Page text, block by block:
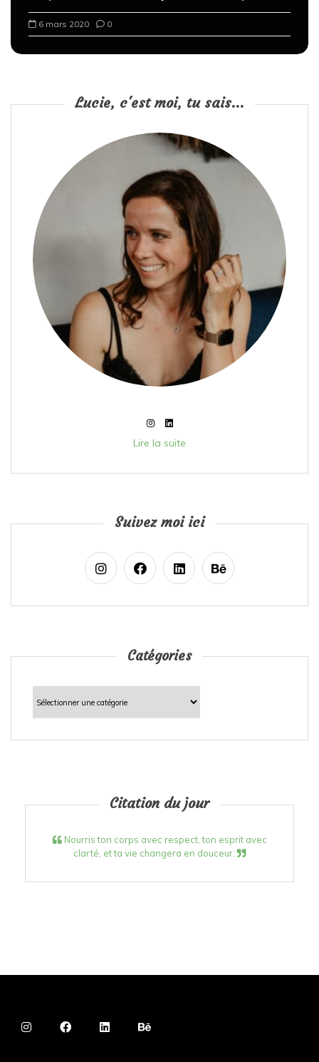
6 mars 2020 0
Lucie, c'est moi, tu sais...
Lire la suite
Suivez moi ici
Catégories
Catégories
Citation du jour
Nourris ton corps avec respect, ton esprit avec
clarté, et ta vie changera en douceur.